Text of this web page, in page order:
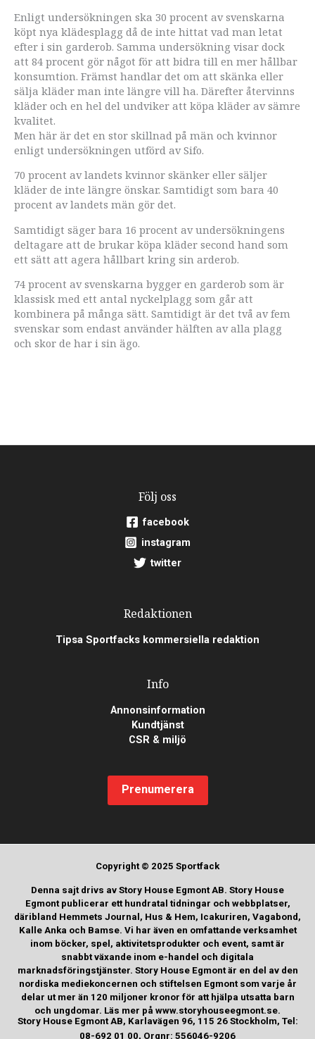
Enligt undersökningen ska 30 procent av svenskarna
köpt nya klädesplagg då de inte hittat vad man letat
efter i sin garderob. Samma undersökning visar dock
att 84 procent gör något för att bidra till en mer hållbar
konsumtion. Främst handlar det om att skänka eller
sälja kläder man inte längre vill ha. Därefter återvinns
kläder och en hel del undviker att köpa kläder av sämre
kvalitet.
Men här är det en stor skillnad på män och kvinnor
enligt undersökningen utförd av Sifo.
70 procent av landets kvinnor skänker eller säljer
kläder de inte längre önskar. Samtidigt som bara 40
procent av landets män gör det.
Samtidigt säger bara 16 procent av undersökningens
deltagare att de brukar köpa kläder second hand som
ett sätt att agera hållbart kring sin arderob.
74 procent av svenskarna bygger en garderob som är
klassisk med ett antal nyckelplagg som går att
kombinera på många sätt. Samtidigt är det två av fem
svenskar som endast använder hälften av alla plagg
och skor de har i sin ägo.
Följ oss
facebook
instagram
twitter
Redaktionen
Tipsa Sportfacks kommersiella redaktion
Info
Annonsinformation
Kundtjänst
CSR & miljö
Prenumerera
Copyright © 2025 Sportfack
Denna sajt drivs av Story House Egmont AB. Story House
Egmont publicerar ett hundratal tidningar och webbplatser,
däribland Hemmets Journal, Hus & Hem, Icakuriren, Vagabond,
Kalle Anka och Bamse. Vi har även en omfattande verksamhet
inom böcker, spel, aktivitetsprodukter och event, samt är
snabbt växande inom e-handel och digitala
marknadsföringstjänster. Story House Egmont är en del av den
nordiska mediekoncernen och stiftelsen Egmont som varje år
delar ut mer än 120 miljoner kronor för att hjälpa utsatta barn
och ungdomar. Läs mer på www.storyhouseegmont.se.
Story House Egmont AB, Karlavägen 96, 115 26 Stockholm, Tel:
08-692 01 00, Orgnr: 556046-9206